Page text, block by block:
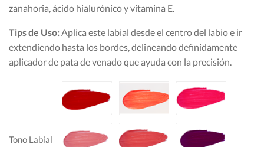
zanahoria, ácido hialurónico y vitamina E.
Tips de Uso:Aplica este labial desde el centro del labio e ir
extendiendo hasta los bordes, delineando definidamente
aplicador de pata de venado que ayuda con la precisión.
Tono Labial